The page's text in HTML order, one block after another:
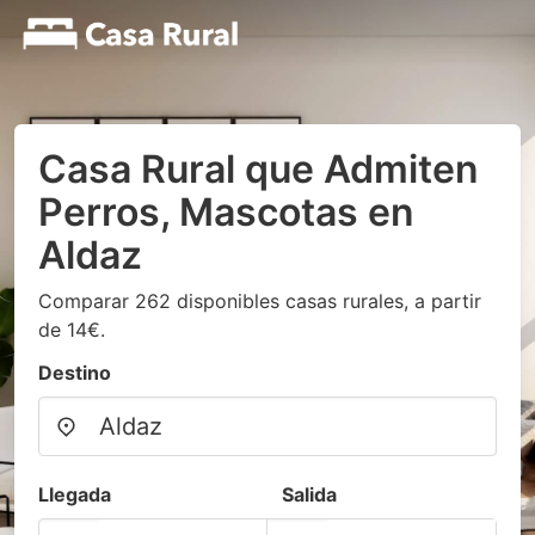
Casa Rural que Admiten
Perros, Mascotas en
Aldaz
Comparar 262 disponibles casas rurales, a partir
de 14€.
Destino
Llegada Salida